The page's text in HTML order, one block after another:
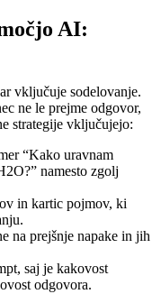
AI:
vključuje sodelovanje.
ne le prejme odgovor,
strategije vključujejo:
“Kako uravnam
namesto zgolj
in kartic pojmov, ki
na prejšnje napake in jih
saj je kakovost
odgovora.